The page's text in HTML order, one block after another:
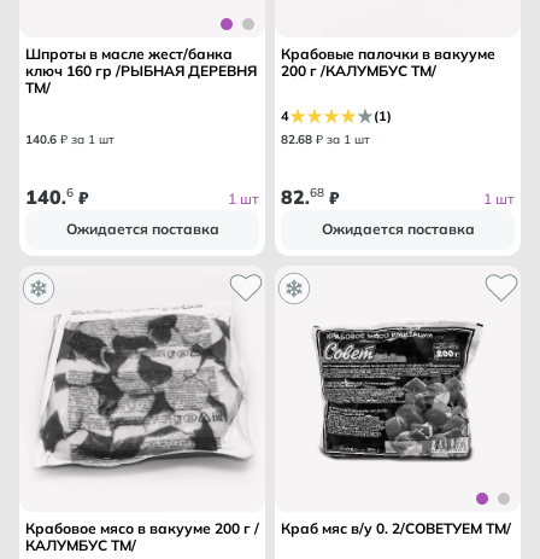
Шпроты в масле жест/банка
ключ 160 гр /РЫБНАЯ ДЕРЕВНЯ
ТМ/
140.6 ₽ за 1 шт
140.6 ₽
1 шт
Ожидается поставка
Крабовые палочки в вакууме
200 г /КАЛУМБУС ТМ/
4 (1)
82.68 ₽ за 1 шт
82.68 ₽
1 шт
Ожидается поставка
Крабовое мясо в вакууме 200 г /
КАЛУМБУС ТМ/
Краб мяс в/у 0. 2/СОВЕТУЕМ ТМ/